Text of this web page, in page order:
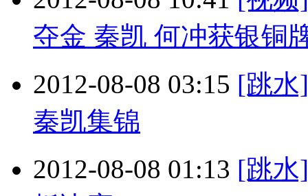
夺金 秦凯 何冲获银铜
2012-08-08 03:15 [跳水
秦凯集锦
2012-08-08 01:13 [跳水